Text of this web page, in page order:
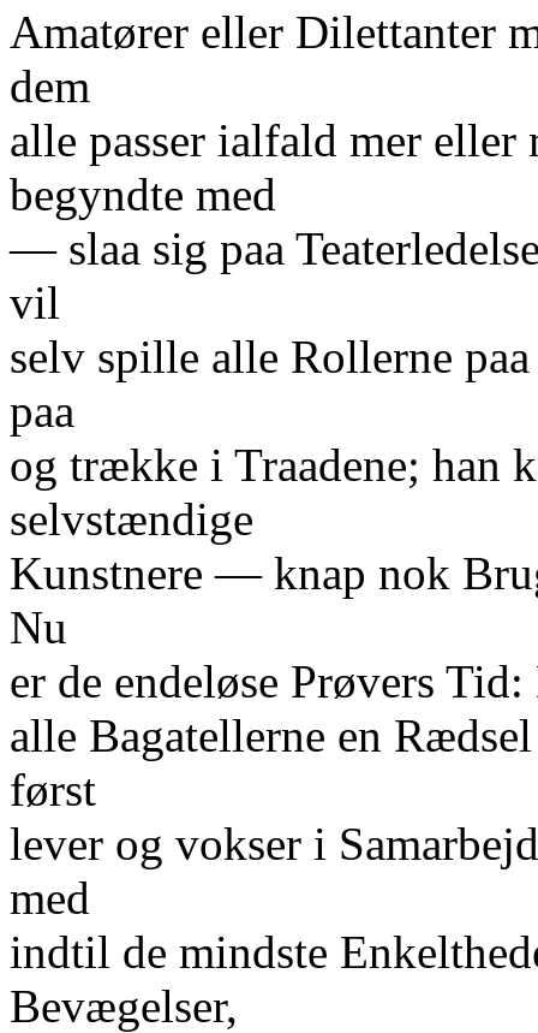
Amatører eller Dilettanter
dem
alle passer ialfald mer eller
begyndte med
— slaa sig paa
vil
selv spille alle Rollerne
paa
og trække i Traadene; han
selvstændige
Kunstnere — knap nok
Nu
er de endeløse Prøvers
alle Bagatellerne en
først
lever og vokser i
med
indtil de mindste
Bevægelser,